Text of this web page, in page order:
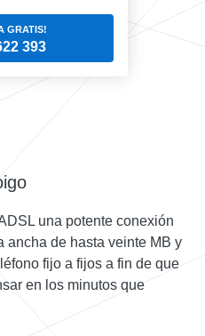
GRATIS!
393
una potente conexión
ancha de hasta veinte MB y
fijo a fijos a fin de que
en los minutos que